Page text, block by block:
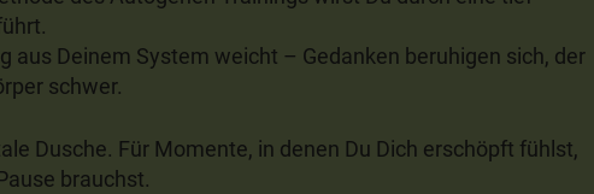
aus Deinem System weicht – Gedanken beruhigen sich, der
schwer.
Dusche. Für Momente, in denen Du Dich erschöpft fühlst,
brauchst.